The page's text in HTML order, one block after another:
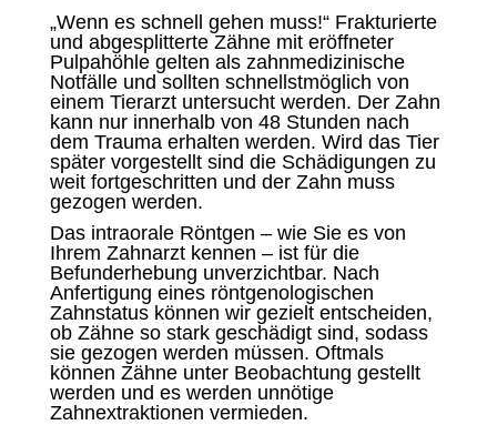
„Wenn es schnell gehen muss!“ Frakturierte
und abgesplitterte Zähne mit eröffneter
Pulpahöhle gelten als zahnmedizinische
Notfälle und sollten schnellstmöglich von
einem Tierarzt untersucht werden. Der Zahn
kann nur innerhalb von 48 Stunden nach
dem Trauma erhalten werden. Wird das Tier
später vorgestellt sind die Schädigungen zu
weit fortgeschritten und der Zahn muss
gezogen werden.
Das intraorale Röntgen – wie Sie es von
Ihrem Zahnarzt kennen – ist für die
Befunderhebung unverzichtbar. Nach
Anfertigung eines röntgenologischen
Zahnstatus können wir gezielt entscheiden,
ob Zähne so stark geschädigt sind, sodass
sie gezogen werden müssen. Oftmals
können Zähne unter Beobachtung gestellt
werden und es werden unnötige
Zahnextraktionen vermieden.